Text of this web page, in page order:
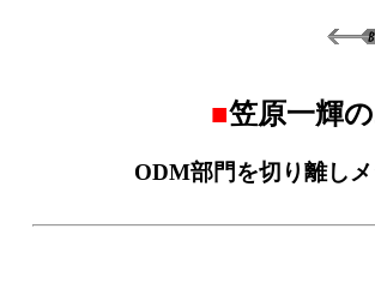
■笠原一輝
ODM部門を切り離し